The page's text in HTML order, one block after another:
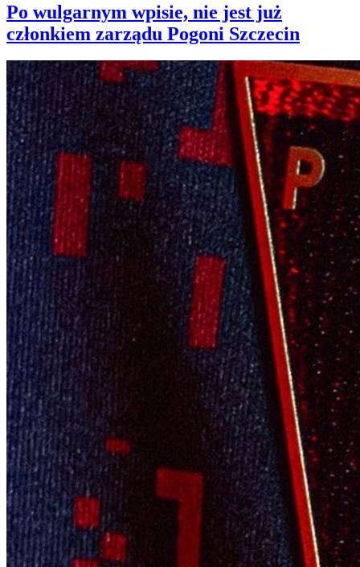
Po wulgarnym wpisie, nie jest już
członkiem zarządu Pogoni Szczecin